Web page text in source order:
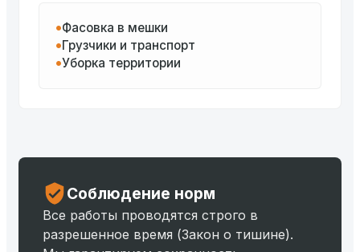
Фасовка в мешки
Грузчики и транспорт
Уборка территории
Соблюдение норм
Все работы проводятся строго в
разрешенное время (Закон о тишине).